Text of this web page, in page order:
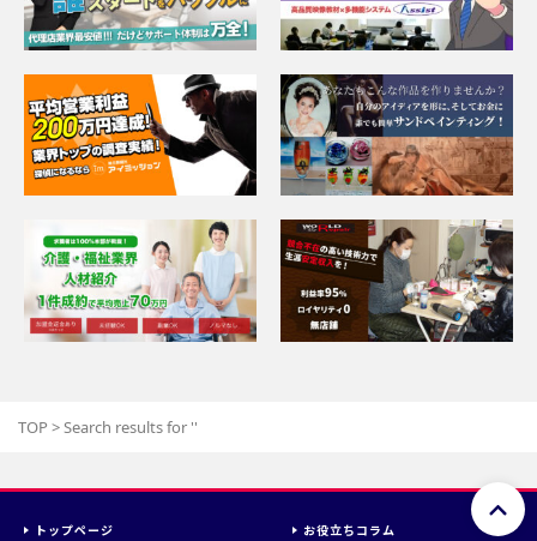
TOP >Search results for ''
トップページ
お役立ちコラム